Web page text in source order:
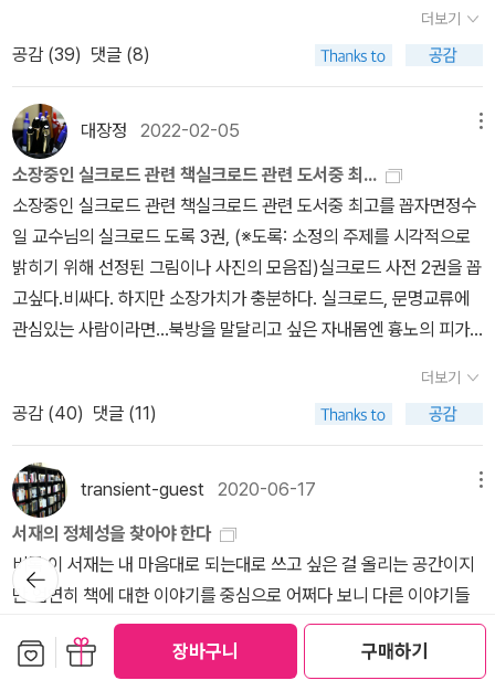
장바구니 구매하기
구비해 놓아야 하지 않나 그런 생각이 들어서 답사기 시리즈를 다시
장만해야 하나 어쩌나 나름 고민을 하고 있었는데, 마침 찰떡같이 콩
떡같이 그래24에서 예쁜 모양의 답사기 리커버 세트를 보았던 것이
읍, 네스토리우스파(경교, 대진경교유행중국비) 중국 전파, 원측탑
(원측 신라고승, 한반도와 불교의 인적교류, 현장의 유식학 수제자),
8대 경이 중 하나, 1만구 무장형병사, 진나라 군사편제, 갑옷, 무기연
구), 헤이허 옥녀담(신라고승 혜초의 기우제, 신라국고승혜초기념비
(아시아인 최초 실크로드 해로와 오아시스로로 인도와 서역 순방, 20
01년 건립), 흥교사(현방 유해 안치) 원측(법상종)탑, 이현(장회태
자)묘 조우관 벽화(신라사절)4. 둔황(敦煌). 크게 번성하다 라는 뜻,
오아시스로의 병목, 문명의 보고, 전시장명사산과 월아천(鳴沙山
月牙川, 모래가 춤추며 우는 듯한 소리가 난다), 세계문화유산 막고
굴, 장경동(프랑스 동양학자 펠리오, 혜초의 왕오천축국전 발견), 조
라 만리장성유적, 둔황의 상징 비파 켜는 처녀상, 양관(한나라 서부방
위군 군사시설, 오아시스로 남로의 관문, 장건의 기마상)5. 투루판
(吐魯番). 불·모래·바람, 고온·건조·강풍, 풍요로운 곳, 신비의 땅, 문
명의 용광로(이스탄불)고온(포도, 면화), 모래(카레즈, 관개시설 발
달, 포도농사), 베제클리크(최대 석굴, 아름답게 장식한 집, 위그르어,
불교문화의 보고, 융합문화유적(마니교, 성수), 아스타나 고분군 유적
과 복희여와상, 교하고성(차사국의 소재지), 고창고성, 토욕구 석굴
(위그르어로 좁다란 뜻, 독일 탐험대 르 코크의 벽화 문화재 도굴), 화
염산(서유기, 열사의 상징), 소공탑(투루판 군왕 애민호자, 이슬람식
탑), 포도구(세계최고의 당도 자랑), 카레즈(텐산산맥 만년설, 인공
은 .... 나오면 사야지.유홍준의 나의 문화유산 답사기 1권은 1993년
대학 1학년때 처음 발간됐다.한푼이라도 아끼려고 친구책을 빌려읽
었다.안타깝다. 초판을 소장 못하게되서.후속 책은 내고향 보령이 나
오면 사고 안 나오면 안 사려 했으나 94년 2권 초판 인쇄 7월1일, 발
행 11일, 97년 3권 인쇄 7월10일, 발행 15일, 보령, 나오지 않았다.
샀다. 아직도 소장하고 있다.1~3권은 두권씩 가지고 있음, 개정판 또
삼 ㅡㅠ보령은 1권이 나온 8년뒤 2011년 6권 인생도처유상수편에
등장한다. 452페이지중 16페이지가 보령 이야기. 햐. 그것도 석탄박
물관 부터 ㅠㅠ. 보령이 문화유산이 없긴하지우리 보령 관련하여 중
학교때 국사시험에 나온 주관식문제1. 9산 선문중의 하나로 무염대사
가 개창한 종파는?2. 우리고장에 있는 최치원의 사산비명중의 하나
는?1. 성주산, 2. 낭혜화상백월보광탑비(이 시대 성주산문을 모르
면 일생의 수치)사산비명 http://naver.me/xcKNFXma 출처 네이
을 따라 보령. 무창포 쪽으로 가는길이다.보령에 탄광이 있었다는 것
을 모르는 분들이 많을거 같다. 보령은 태백, 사북 담으로 큰 석탄단지
가 있었고 이름하야 성주탄광이다. 탄을 하도 캐서 성주쪽 등산시 주
의를 요한다. 언제 어디서 땅이 꺼질지 모르므로.보령뿐 아니라 충청
백제는 3권 말미에 등장한다.기분 나빠. 6권에서 유교수의 친구라는
충남대 박물관장 이강승 교수도 2권에서도 백제를 말하지 않았다고
서운해 했다는 편지글을 소개한다. 바람도 돌도 나무도 산수문전 같
단다.(441~442)유홍준교수는 자기는 서울사람이라 가슴속에 고향
더보기
공감 (39) 댓글 (8)
대장정 2022-02-05
소장중인 실크로드 관련 책실크로드 관련 도서중 최...
소장중인 실크로드 관련 책실크로드 관련 도서중 최고를 꼽자면정수
일 교수님의 실크로드 도록 3권, (※도록: 소정의 주제를 시각적으로
밝히기 위해 선정된 그림이나 사진의 모음집)실크로드 사전 2권을 꼽
고싶다.비싸다. 하지만 소장가치가 충분하다. 실크로드, 문명교류에
관심있는 사람이라면...북방을 말달리고 싶은 자내몸엔 흉노의 피가,
트로고려를 침입한 소손녕은 서희와의 담판에서 거란은 신라 박씨의
후손이라 했다.북방이라는 공간에서 부르는 위대한 노래북방에서 백
석백석, 본명 백기행, 1912년 평안북도 정주 출생, 해방후 고향에 머
물다 1995년 졸.아득한 녯날에 나는 떠났다부여(扶餘)를 숙신(肅
愼)을 발해(勃海)를 여진(女眞)을 요(遼)를 금(金)을흥안령(興安
嶺)을 음산(陰山)을 아무우르를 숭가리를범과 사슴과 너구리를 배
반하고송어와 메기와 개구리를 속이고 나는 떠났다나는 그때자작나
무와 이깔나무의 슬퍼하든 것을 기억한다갈대와 장풍의 붙드든 말도
잊지 않었다오로촌이 멧돌을 잡어 나를 잔치해 보내든 것도쏠론이 십
리길을 따러나와 울든 것도 잊지 않었다나는 그때아무 이기지 못할
더보기
공감 (40) 댓글 (11)
transient-guest 2020-06-17
서재의 정체성을 찾아야 한다
비록 이 서재는 내 마음대로 되는대로 쓰고 싶은 걸 올리는 공간이지
만 엄연히 책에 대한 이야기를 중심으로 어쩌다 보니 다른 이야기들
까지 기록하게 된 곳이다. 그런데 COVID-19으로 인한 칩거와 격리
및 감금을 근 석 달 정도 겪으면서 엉망이된 모든 것들처럼 이 공간 또
뒤로가
기